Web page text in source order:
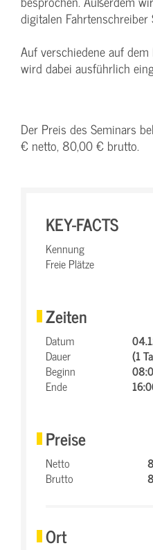
digitalen
Auf verschiedene auf
wird dabei ausführlich
Der Preis des Seminars
€ netto, 80,00 € brutto.
KEY-FACTS
Kennung
Freie Plätze
Zeiten
Datum
Dauer
(1
Beginn
Ende
Preise
Netto
Brutto
Ort